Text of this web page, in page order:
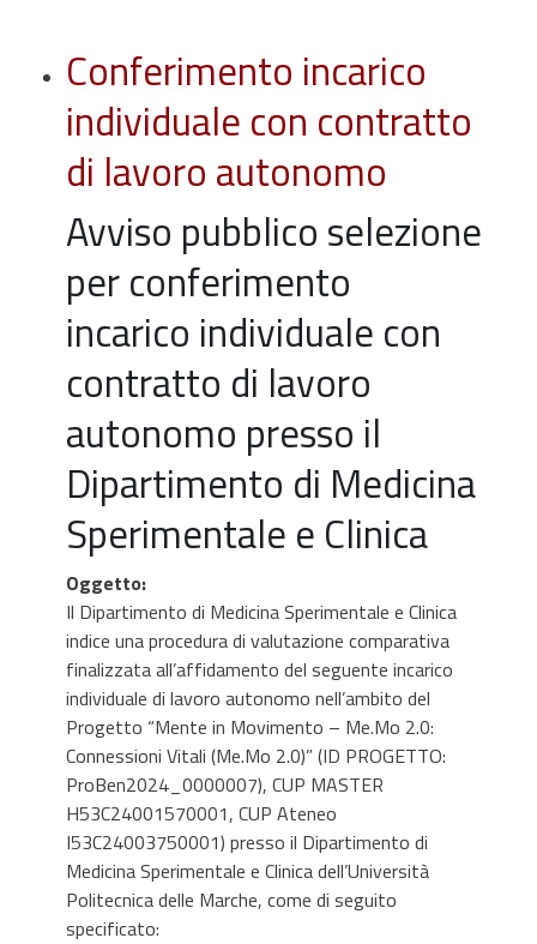
Conferimento incarico
individuale con contratto
di lavoro autonomo
Avviso pubblico selezione
per conferimento
incarico individuale con
contratto di lavoro
autonomo presso il
Dipartimento di Medicina
Sperimentale e Clinica
Oggetto:
Il Dipartimento di Medicina Sperimentale e Clinica
indice una procedura di valutazione comparativa
finalizzata all’affidamento del seguente incarico
individuale di lavoro autonomo nell’ambito del
Progetto “Mente in Movimento – Me.Mo 2.0:
Connessioni Vitali (Me.Mo 2.0)” (ID PROGETTO:
ProBen2024_0000007), CUP MASTER
H53C24001570001, CUP Ateneo
I53C24003750001) presso il Dipartimento di
Medicina Sperimentale e Clinica dell’Università
Politecnica delle Marche, come di seguito
specificato: